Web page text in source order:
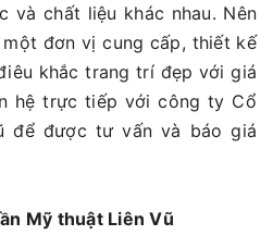
và chất liệu khác nhau. Nên
đơn vị cung cấp, thiết kế
khắc trang trí đẹp với giá
hệ trực tiếp với công ty Cổ
để được tư vấn và báo giá
Mỹ thuật Liên Vũ